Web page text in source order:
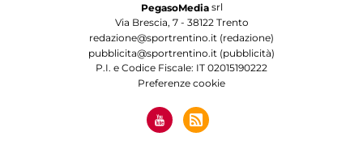
PegasoMediasrl
Via Brescia, 7 - 38122 Trento
redazione@sportrentino.it (redazione)
pubblicita@sportrentino.it (pubblicità)
P.I. e Codice Fiscale: IT 02015190222
Preferenze cookie